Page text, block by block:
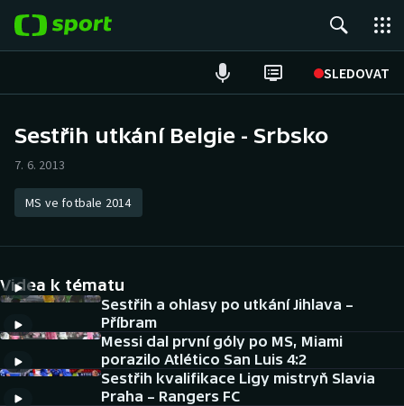
SLEDOVAT
Hokej
Tenis
Atletika
Cyklistika
DALŠÍ SPORTY
Americký fotbal
NEPŘEHLÉDNĚTE
Sestřih utkání Belgie - Srbsko
7. 6. 2013
MS ve fotbale 2014
Videa k tématu
Sestřih a ohlasy po utkání Jihlava –
Příbram
Messi dal první góly po MS, Miami
porazilo Atlético San Luis 4:2
Sestřih kvalifikace Ligy mistryň Slavia
Praha – Rangers FC